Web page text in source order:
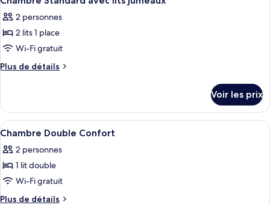
vue
jardin
Chambre
Double
vue
jardin
toutes
les
photos
pour
ce
chambre :
Chambre
Standard
avec
lits
jumeaux
2 personnes
2 lits 1 place
Wi-Fi gratuit
Plus de détails
Plus
le
type
de
Chambre
Standard
lits
jumeaux
Voir les prix
Afficher
toutes
les
photos
pour
ce
Chambre Double Confort | Bureau,
6
Chambre Double Confort
2 personnes
1 lit double
Wi-Fi gratuit
Plus de détails
Plus